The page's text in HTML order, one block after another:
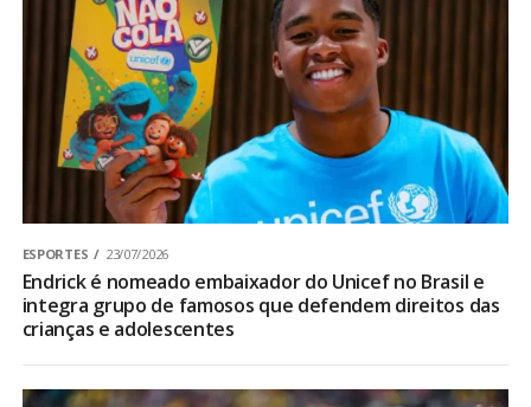
ESPORTES 23/07/2026
Endrick é nomeado embaixador do Unicef no Brasil e
integra grupo de famosos que defendem direitos das
crianças e adolescentes